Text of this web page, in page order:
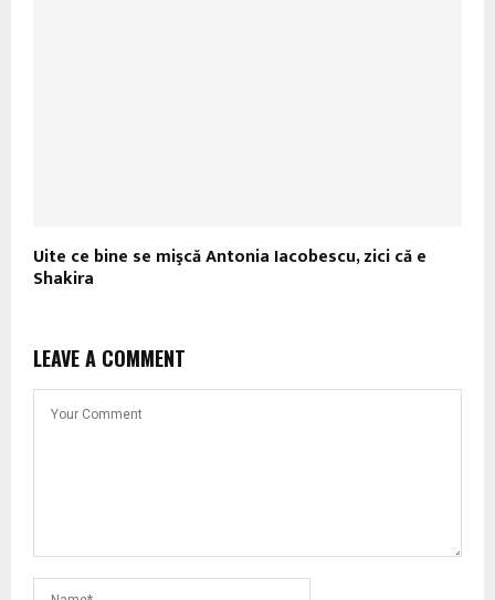
Uite ce bine se mişcă Antonia Iacobescu, zici că e
Shakira
LEAVE A COMMENT